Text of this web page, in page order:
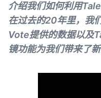
介绍我们如何利用
在过去的20年里，我
Vote提供的数据以及
镜功能为我们带来了新